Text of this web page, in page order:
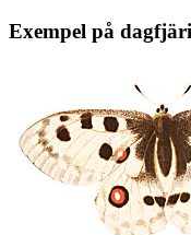
Exempel på